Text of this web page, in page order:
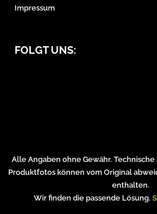
Impressum
FOLGT UNS:
Alle Angaben ohne Gewähr.
Produktfotos können vom Original
enthalten.
Wir finden die passende Lösung.